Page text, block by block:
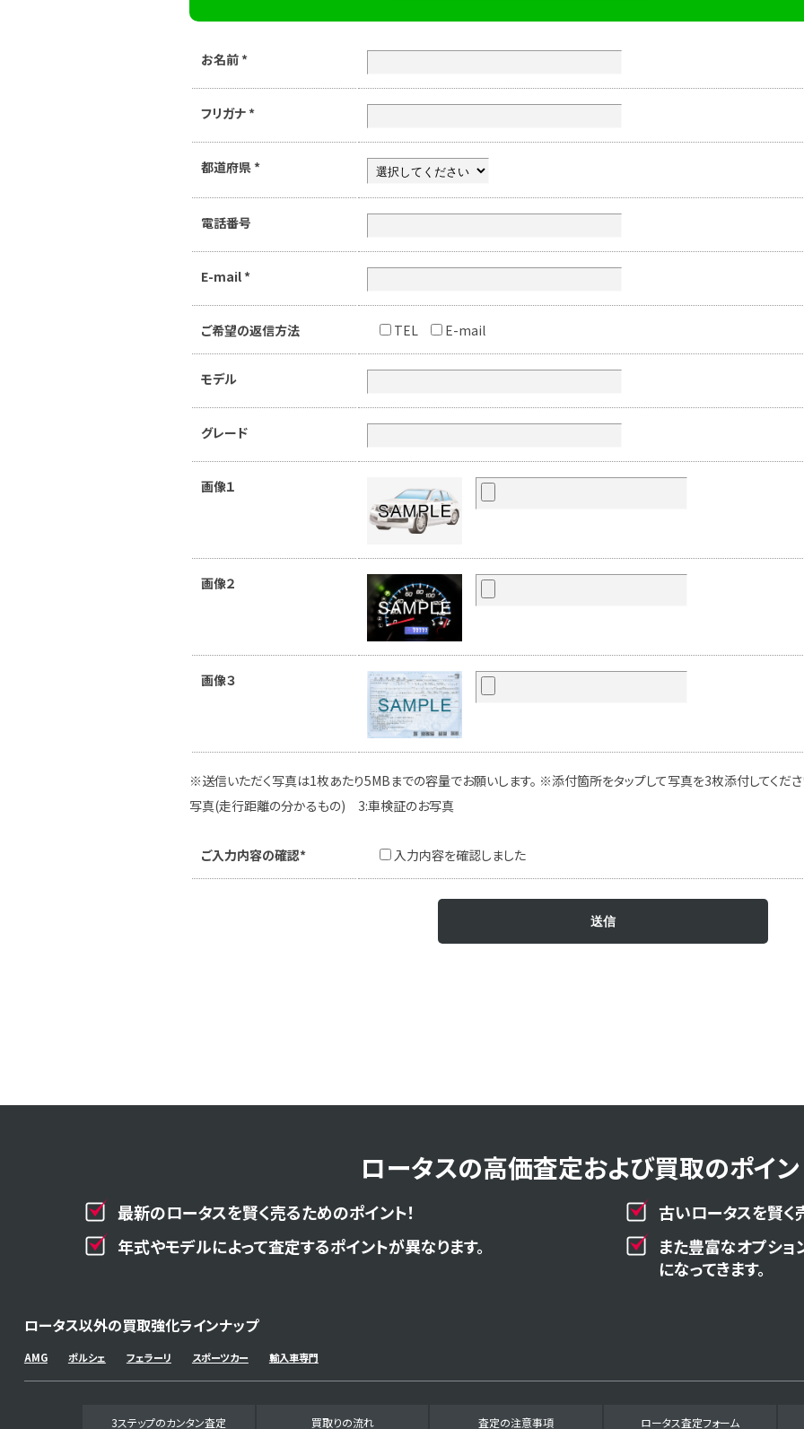
お名前 *
フリガナ *
都道府県 *
電話番号
E-mail *
ご希望の返信方法 TEL E-mail
モデル
グレード
画像１
画像２
画像３
※送信いただく写真は1枚あたり5MBまでの容量でお願いします。 ※添付箇所をタップして写真を3枚添付してくだ
写真(走行距離の分かるもの) 3:車検証のお写真
ご入力内容の確認* 入力内容を確認しました
ロータスの高価査定および買取のポイン
最新のロータスを賢く売るためのポイント！
古いロータスを賢く
年式やモデルによって査定するポイントが異なります。
また豊富なオプシ
になってきます。
ロータス以外の買取強化ラインナップ
AMG ポルシェ フェラーリ スポーツカー 輸入車専門
3ステップのカンタン査定 買取りの流れ 査定の注意事項 ロータス査定フォーム